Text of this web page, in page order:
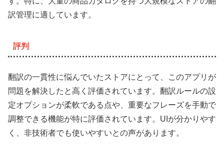
訳管理に適しています。
評判
翻訳の一貫性に悩んでいたストアにとって、このアプリが
問題を解決したと高く評価されています。翻訳ルールの設
定オプションが柔軟である点や、重要なフレーズを手動で
調整できる機能が特に評価されています。UIが分かりやす
く、非技術者でも使いやすいとの声があります。